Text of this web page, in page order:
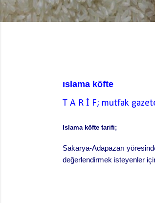
ıslama köfte
T A R İ F; mutfak
Islama köfte tarifi;
Sakarya-Adapazarı
değerlendirmek isteyenler